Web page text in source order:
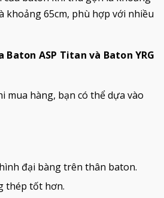
khoảng 65cm, phù hợp với nhiều
ASP Titan và Baton YRG
mua hàng, bạn có thể dựa vào
đại bàng trên thân baton.
thép tốt hơn.